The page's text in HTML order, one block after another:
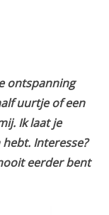
ontspanning
uurtje of een
Ik laat je
Interesse?
eerder bent